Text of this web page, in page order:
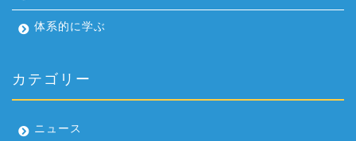
体系的に学ぶ
カテゴリー
ニュース